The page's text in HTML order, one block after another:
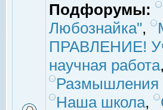
Подфорумы:
Любознайка",
ПРАВЛЕНИЕ!
научная работа,
Наша школа,